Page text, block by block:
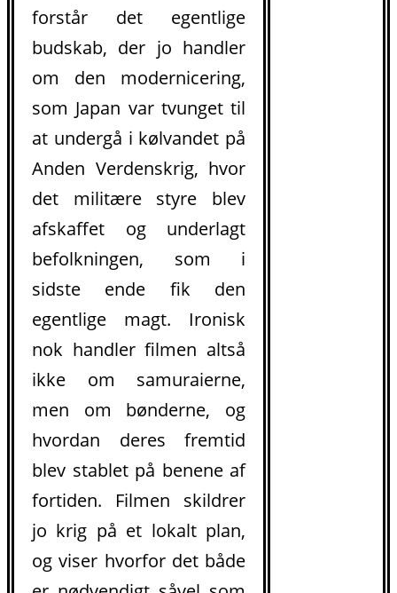
forstår det egentlige
budskab, der jo handler
om den modernicering,
som Japan var tvunget til
at undergå i kølvandet på
Anden Verdenskrig, hvor
det militære styre blev
afskaffet og underlagt
befolkningen, som i
sidste ende fik den
egentlige magt. Ironisk
nok handler filmen altså
ikke om samuraierne,
men om bønderne, og
hvordan deres fremtid
blev stablet på benene af
fortiden. Filmen skildrer
jo krig på et lokalt plan,
og viser hvorfor det både